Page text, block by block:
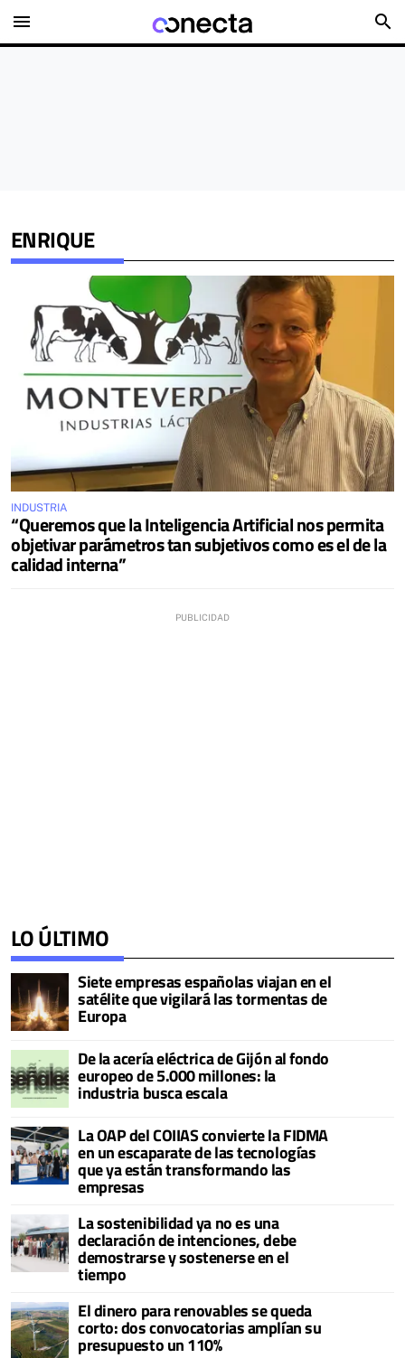
menu search
ENRIQUE
INDUSTRIA
“Queremos que la Inteligencia Artificial nos permita
objetivar parámetros tan subjetivos como es el de la
calidad interna”
LO ÚLTIMO
Siete empresas españolas viajan en el
satélite que vigilará las tormentas de
Europa
De la acería eléctrica de Gijón al fondo
europeo de 5.000 millones: la
industria busca escala
La OAP del COIIAS convierte la FIDMA
en un escaparate de las tecnologías
que ya están transformando las
empresas
La sostenibilidad ya no es una
declaración de intenciones, debe
demostrarse y sostenerse en el
tiempo
El dinero para renovables se queda
corto: dos convocatorias amplían su
presupuesto un 110%